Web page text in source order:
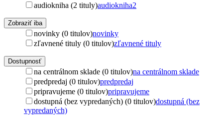
audiokniha (2 tituly)audiokniha2
Zobraziť iba
novinky (0 titulov)novinky
zľavnené tituly (0 titulov)zľavnené tituly
Dostupnosť
na centrálnom sklade (0 titulov)na centrálnom sklade
predpredaj (0 titulov)predpredaj
pripravujeme (0 titulov)pripravujeme
dostupná (bez vypredaných) (0 titulov)dostupná (bez
vypredaných)